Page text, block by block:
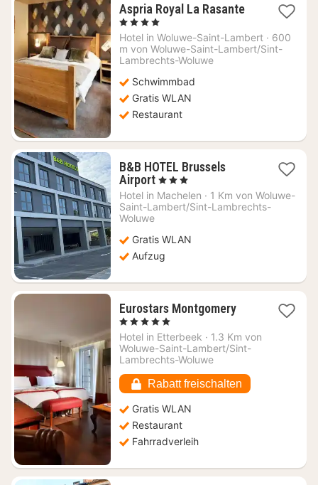
Aspria Royal La Rasante1
ab
132,74
, 4 Sterne
Hotel in Woluwe-Saint-Lambert · 600
m von Woluwe-Saint-Lambert/Sint-
Lambrechts-Woluwe
Schwimmbad
Gratis WLAN
Restaurant
B&B HOTEL Brussels
Airport1
Nacht
ab
, 3 Sterne
Hotel in Machelen · 1 Km von Woluwe-
Saint-Lambert/Sint-Lambrechts-
Woluwe
Gratis WLAN
Aufzug
Eurostars Montgomery1
ab
97,32
, 5 Sterne
Hotel in Etterbeek · 1.3 Km von
Woluwe-Saint-Lambert/Sint-
Lambrechts-Woluwe
Rabatt freischalten
Gratis WLAN
Restaurant
Fahrradverleih